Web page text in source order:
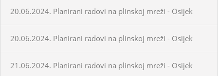
20.06.2024. Planirani radovi na plinskoj mreži - Osijek
20.06.2024. Planirani radovi na plinskoj mreži - Osijek
21.06.2024. Planirani radovi na plinskoj mreži - Osijek